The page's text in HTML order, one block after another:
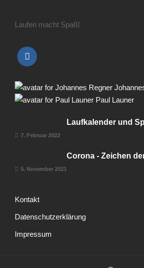
Laufen macht Spaß!
Paul Launer
Laufkalender und
7. Februar 2022
Corona - Zeichen
5. November 2021
Kontakt
Datenschutzerklärung
Impressum